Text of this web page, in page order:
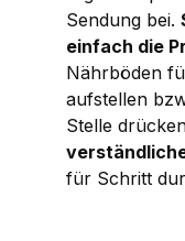
Sendung bei.
einfach die
Nährböden
aufstellen
Stelle
für Schritt